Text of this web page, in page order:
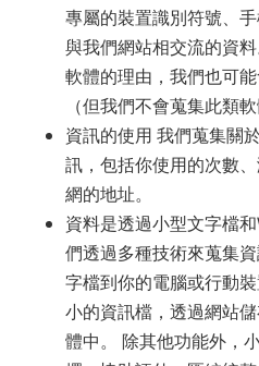
專屬的裝置識別符號、
與我們網站相交流的資
軟體的理由，我們也可
（但我們不會蒐集此類
資訊的使用 我們蒐集關
訊，包括你使用的次數
網的地址。
資料是透過小型文字檔
們透過多種技術來蒐集
字檔到你的電腦或行動
小的資訊檔，透過網站
體中。 除其他功能外，